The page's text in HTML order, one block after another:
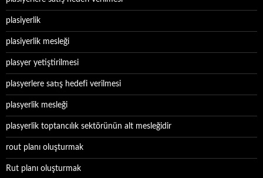
plasiyerlik
plasiyerlik mesleği
plasyer yetiştirilmesi
plasyerlere satış hedefi verilmesi
plasyerlik mesleği
plasyerlik toptancılık sektörünün alt mesleğidir
rout planı oluşturmak
Rut planı oluşturmak